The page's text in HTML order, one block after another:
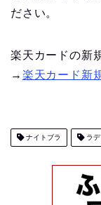
ださい。
楽天カードの新
→ 楽天カード新
ナイトブラ ラデ